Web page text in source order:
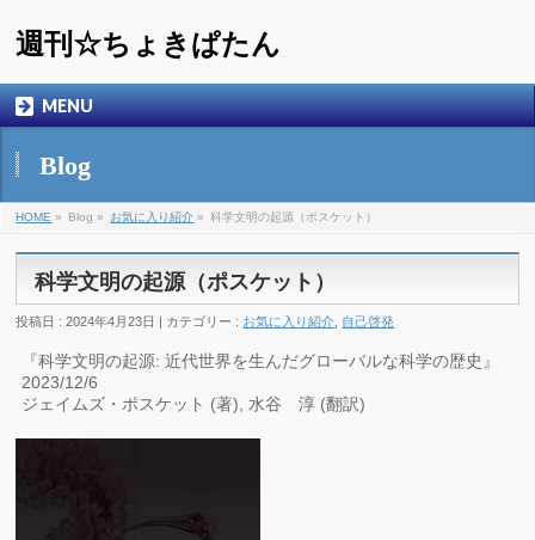
週刊☆ちょきぱたん
MENU
Blog
HOME » Blog » お気に入り紹介 » 科学文明の起源（ポスケット）
科学文明の起源（ポスケット）
投稿日 : 2024年4月23日 | カテゴリー : お気に入り紹介 自己啓発
『科学文明の起源: 近代世界を生んだグローバルな科学の歴史』
2023/12/6
ジェイムズ・ポスケット (著), 水谷 淳 (翻訳)